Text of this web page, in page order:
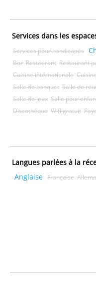
Services dans les
Services pour handicapés
Bar Restaurant Restaurant
Cuisine internationale
Salle de banquet Salle de
Salle de jeux Salle pour
Discothèque Wifi gratuit
Langues parlées à la
Anglaise Française